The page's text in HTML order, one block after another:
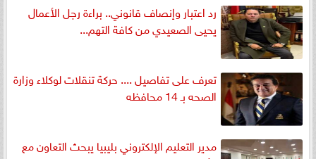
رد اعتبار وإنصاف قانوني.. براءة رجل الأعمال
يحيى الصعيدي من كافة التهم...
تعرف على تفاصيل .... حركة تنقلات لوكلاء وزارة
الصحه بـ 14 محافظه
مدير التعليم الإلكتروني بليبيا يبحث التعاون مع